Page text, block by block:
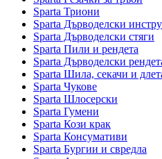
Sparta Триони
Sparta Дърводелски
Sparta Дърводелски стяги
Sparta Пили и рендета
Sparta Дърводелски
Sparta Шила, секачи и
Sparta Чукове
Sparta Шлосерски
Sparta Гумени
Sparta Кози крак
Sparta Консумативи
Sparta Бургии и свредла